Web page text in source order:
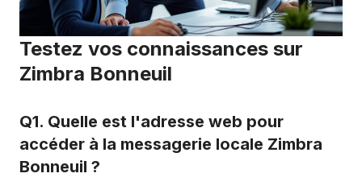
Testez vos connaissances sur
Zimbra Bonneuil
Q1. Quelle est l'adresse web pour
accéder à la messagerie locale Zimbra
Bonneuil ?